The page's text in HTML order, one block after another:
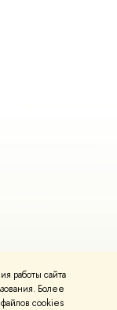
работы сайта
Более
cookies